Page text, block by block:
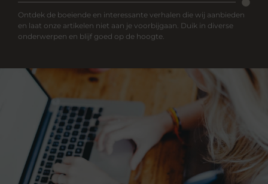
Ontdek de boeiende en interessante verhalen die wij aanbieden
en laat onze artikelen niet aan je voorbijgaan. Duik in diverse
onderwerpen en blijf goed op de hoogte.